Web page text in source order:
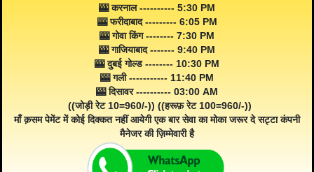
🎰 करनाल ---------- 5:30 PM
🎰 फरीदाबाद --------- 6:05 PM
🎰 गोवा किंग -------- 7:30 PM
🎰 गाजियाबाद ------- 9:40 PM
🎰 दुबई गोल्ड -------- 10:30 PM
🎰 गली ----------- 11:40 PM
🎰 दिसावर ---------- 03:00 AM
((जोड़ी रेट 10=960/-)) ((हरूफ़ रेट 100=960/-))
माँ क़सम पेमेंट में कोई दिक्कत नहीं आयेगी एक बार सेवा का मोका जरूर दे सट्टा कंपनी
मैनेजर की ज़िम्मेवारी है